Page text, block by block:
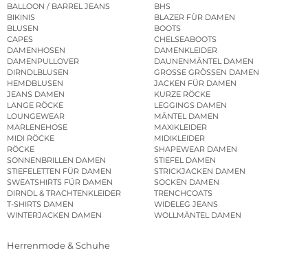
BALLOON / BARREL JEANS
BHS
BIKINIS
BLAZER FÜR DAMEN
BLUSEN
BOOTS
CAPES
CHELSEABOOTS
DAMENHOSEN
DAMENKLEIDER
DAMENPULLOVER
DAUNENMÄNTEL DAMEN
DIRNDLBLUSEN
GROSSE GRÖSSEN DAMEN
HEMDBLUSEN
JACKEN FÜR DAMEN
JEANS DAMEN
KURZE RÖCKE
LANGE RÖCKE
LEGGINGS DAMEN
LOUNGEWEAR
MÄNTEL DAMEN
MARLENEHOSE
MAXIKLEIDER
MIDI RÖCKE
MIDIKLEIDER
RÖCKE
SHAPEWEAR DAMEN
SONNENBRILLEN DAMEN
STIEFEL DAMEN
STIEFELETTEN FÜR DAMEN
STRICKJACKEN DAMEN
SWEATSHIRTS FÜR DAMEN
SOCKEN DAMEN
DIRNDL & TRACHTENKLEIDER
TRENCHCOATS
T-SHIRTS DAMEN
WIDELEG JEANS
WINTERJACKEN DAMEN
WOLLMÄNTEL DAMEN
Herrenmode & Schuhe